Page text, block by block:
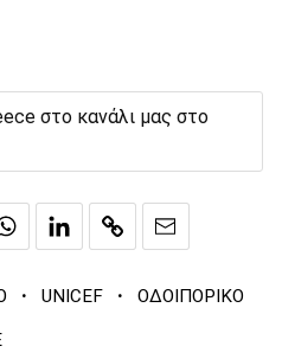
στο κανάλι μας στο
· UNICEF · ΟΔΟΙΠΟΡΙΚΟ